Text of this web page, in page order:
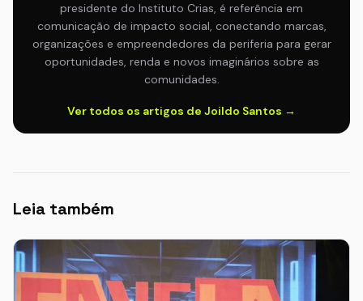
presidente do Instituto Crias, é referência em
comunicação de impacto social, conectando marcas,
organizações e empreendedores da periferia para gerar
oportunidades, renda e novos imaginários sobre as
comunidades.
Ver todos os artigos de Joildo Santos →
Leia também